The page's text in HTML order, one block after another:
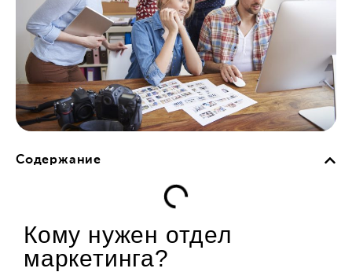
Содержание
Кому нужен отдел
маркетинга?